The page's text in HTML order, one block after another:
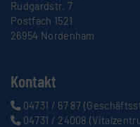
Rudgardstr. 7
Postfach 1521
26954 Nordenham
Kontakt
04731 / 67 87
04731 / 24008